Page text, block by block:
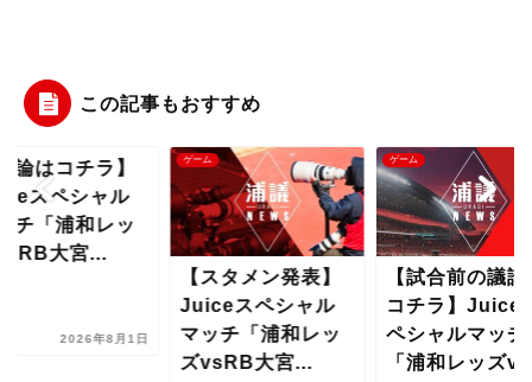
この記事もおすすめ
論はコチラ】
スペシャル
チ「浦和レッ
大宮...
2026年8月1日
ゲーム
【スタメン発表】
Juiceスペシャル
マッチ「浦和レッ
ズvsRB大宮...
ゲーム
【試合前の議論
コチラ】Juice
ペシャルマッチ
「浦和レッズ